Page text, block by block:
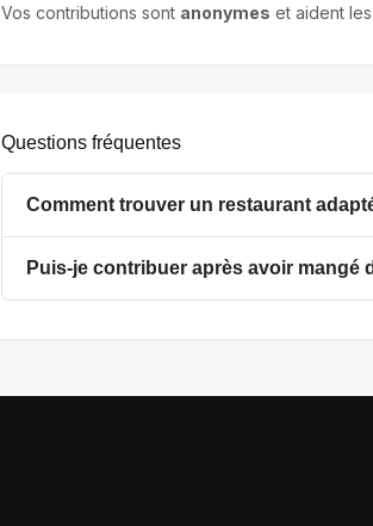
Vos contributions sont anonymes et aident
Questions fréquentes
Comment trouver un restaurant
Puis-je contribuer après avoir mangé